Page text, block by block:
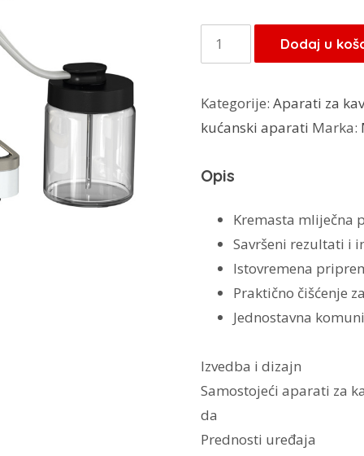
Miele
aparat
kavu
CM
MilkPerfection
Dodaj u
Kategorije: Aparati za
kućanski aparati Marka:
Opis
Kremasta mliječna
Savršeni rezultati i
Istovremena
Praktično čišćenje
Jednostavna
Izvedba i dizajn
Samostojeći aparati za
da
Prednosti uređaja